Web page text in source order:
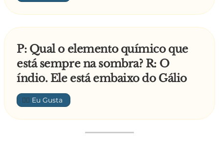
P: Qual o elemento químico que
está sempre na sombra? R: O
índio. Ele está embaixo do Gálio
👍🏼